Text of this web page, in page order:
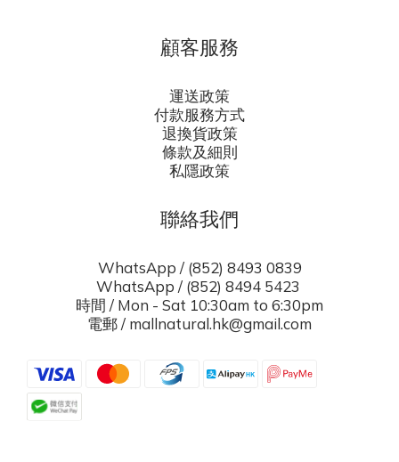
顧客服務
運送政策
付款服務方式
退換貨政策
條款及細則
私隱政策
聯絡我們
WhatsApp / (852) 8493 0839
WhatsApp / (852) 8494 5423
時間 / Mon - Sat 10:30am to 6:30pm
電郵 / mallnatural.hk@gmail.com